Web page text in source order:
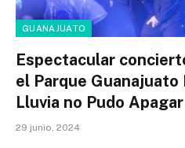
GUANAJUATO
Espectacular
el Parque Guanajuato
Lluvia no Pudo
29 junio, 2024